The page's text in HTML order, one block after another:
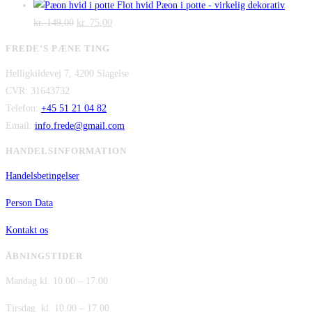
var:
kr. 2.995,00.
er:
oprindeligeaktuelle
Flot hvid Pæon i potte - virkelig dekorativ
kr.149,00 Den
var:
kr. 75,00
er:
FREDE’S PÆNE TING
Helligkildevej 7, 4200 Slagelse
CVR: 31643732
Telefon: +45 51 21 04 82
Email: info.frede@gmail.com
HANDELSINFORMATION
Handelsbetingelser
Person Data
Kontakt os
ÅBNINGSTIDER
Mandag kl. 10.00 – 17.00
Tirsdag kl. 10.00 – 17.00